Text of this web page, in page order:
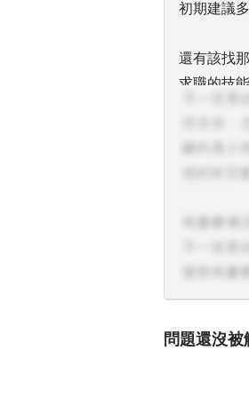
初期建議
還有該找
求職的技
非主要的
問題還沒被